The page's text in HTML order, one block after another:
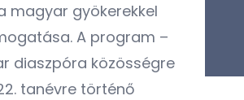
magyar gyökerekkel
A program –
diaszpóra közösségre
tanévre történő